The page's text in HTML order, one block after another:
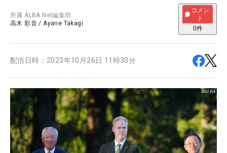
所属ALBA Net編集部
高木 彩音 /Ayane Takagi
コメン
ト
0件
配信日時： 2023年10月26日 11時30分